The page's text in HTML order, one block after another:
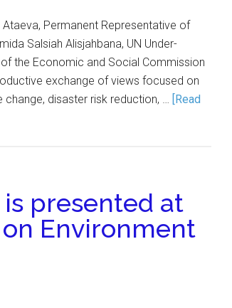
Permanent Representative of
Salsiah Alisjahbana, UN Under-
the Economic and Social Commission
exchange of views focused on
disaster risk reduction, … [Read
is presented at
Environment